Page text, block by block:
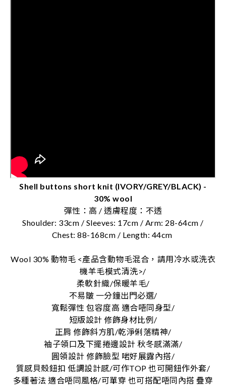
Shell buttons short knit (IVORY/GREY/BLACK) -
30% wool
彈性：高 / 透膚程度：不透
Shoulder: 33cm / Sleeves: 17cm / Arm: 28-64cm /
Chest: 88-168cm / Length: 44cm
Wool 30% 動物毛 <產品含動物毛混合，請用冷水或洗衣
機羊毛模式清洗>/
柔軟針織/保暖羊毛/
不易皺 一分鐘出門必選/
寬鬆彈性 包容度高 適合唔同身型/
短版設計 修飾身材比例/
正肩 修飾斜方肌/乾淨俐落精神/
袖子領口及下擺捲邊設計 秋冬感滿滿/
圓領設計 修飾臉型 啱好展露內搭/
質感貝殼鈕扣 低調設計感/可作TOP 也可開鈕作外套/
多種著法 適合唔同風格/可單穿 也可搭配唔同內搭 疊穿